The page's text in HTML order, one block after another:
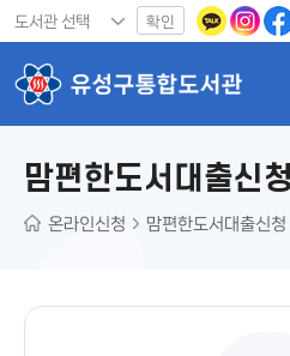
확인
맘편한도서대출신청
온라인신청 맘편한도서대출신청